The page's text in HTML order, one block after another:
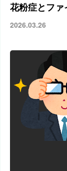
花粉症とフ
2026.03.26